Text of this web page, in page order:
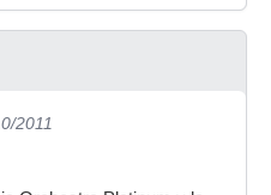
2011